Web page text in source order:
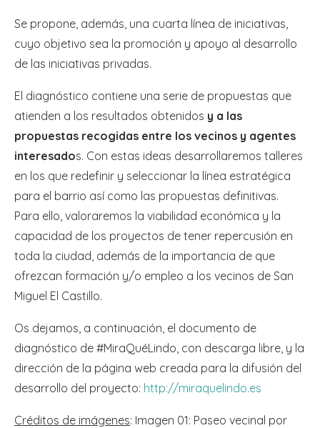
Se propone, además, una cuarta línea de iniciativas,
cuyo objetivo sea la promoción y apoyo al desarrollo
de las iniciativas privadas.
El diagnóstico contiene una serie de propuestas que
atienden a los resultados obtenidos y a las
propuestas recogidas entre los vecinos y agentes
interesados. Con estas ideas desarrollaremos talleres
en los que redefinir y seleccionar la línea estratégica
para el barrio así como las propuestas definitivas.
Para ello, valoraremos la viabilidad económica y la
capacidad de los proyectos de tener repercusión en
toda la ciudad, además de la importancia de que
ofrezcan formación y/o empleo a los vecinos de San
Miguel El Castillo.
Os dejamos, a continuación, el documento de
diagnóstico de #MiraQuéLindo, con descarga libre, y la
dirección de la página web creada para la difusión del
desarrollo del proyecto: http://miraquelindo.es
Créditos de imágenes: Imagen 01: Paseo vecinal por